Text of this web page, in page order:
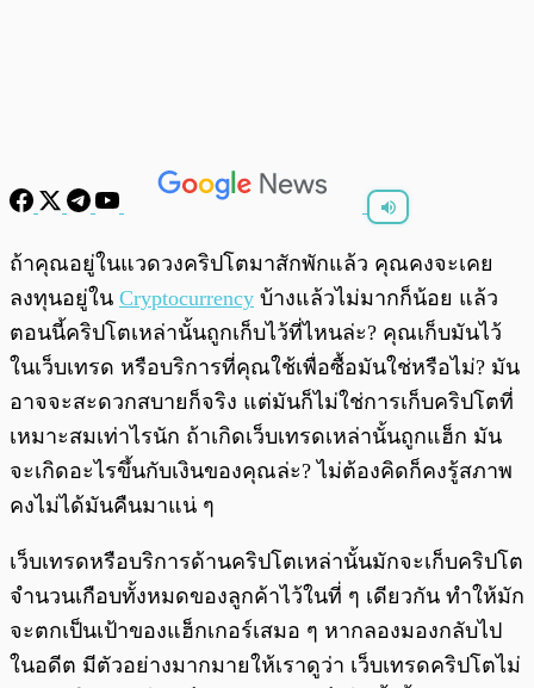
พร้อมเล่น
ถ้าคุณอยู่ในแวดวงคริปโตมาสักพักแล้ว คุณคงจะเคย
ลงทุนอยู่ใน Cryptocurrency บ้างแล้วไม่มากก็น้อย แล้ว
ตอนนี้คริปโตเหล่านั้นถูกเก็บไว้ที่ไหนล่ะ? คุณเก็บมันไว้
ในเว็บเทรด หรือบริการที่คุณใช้เพื่อซื้อมันใช่หรือไม่? มัน
อาจจะสะดวกสบายก็จริง แต่มันก็ไม่ใช่การเก็บคริปโตที่
เหมาะสมเท่าไรนัก ถ้าเกิดเว็บเทรดเหล่านั้นถูกแฮ็ก มัน
จะเกิดอะไรขึ้นกับเงินของคุณล่ะ? ไม่ต้องคิดก็คงรู้สภาพ
คงไม่ได้มันคืนมาแน่ ๆ
เว็บเทรดหรือบริการด้านคริปโตเหล่านั้นมักจะเก็บคริปโต
จำนวนเกือบทั้งหมดของลูกค้าไว้ในที่ ๆ เดียวกัน ทำให้มัก
จะตกเป็นเป้าของแฮ็กเกอร์เสมอ ๆ หากลองมองกลับไป
ในอดีต มีตัวอย่างมากมายให้เราดูว่า เว็บเทรดคริปโตไม่